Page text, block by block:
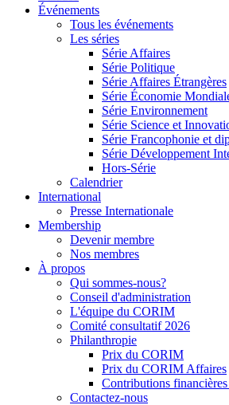
Événements
Tous les événements
Les séries
Série Affaires
Série Politique
Série Affaires Étrangères
Série Économie
Série Environnement
Série Science et
Série Francophonie et
Série Développement
Hors-Série
Calendrier
International
Presse Internationale
Membership
Devenir membre
Nos membres
À propos
Qui sommes-nous?
Conseil d'administration
L'équipe du CORIM
Comité consultatif 2026
Philanthropie
Prix du CORIM
Prix du CORIM Affaires
Contributions financières
Contactez-nous